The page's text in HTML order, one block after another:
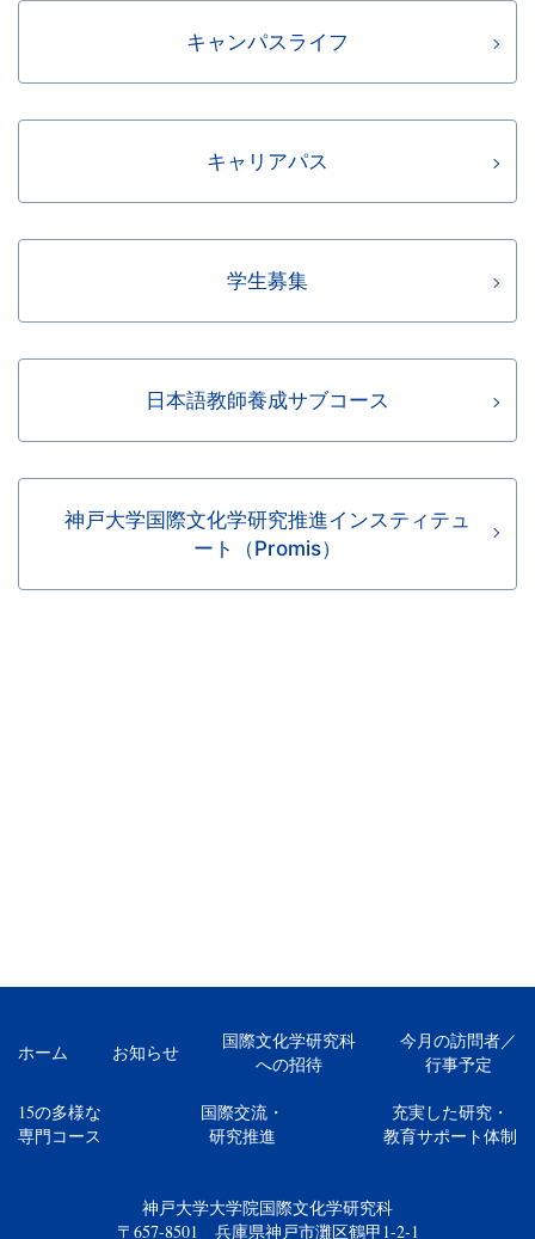
キャンパスライフ
キャリアパス
学生募集
日本語教師養成サブコース
神戸大学国際文化学研究推進インスティテュ
ート（Promis）
ホーム お知らせ
国際文化学研究科
への招待
今月の訪問者／
行事予定
15の多様な
専門コース
国際交流・
研究推進
充実した研究・
教育サポート体制
神戸大学大学院国際文化学研究科
〒657-8501 兵庫県神戸市灘区鶴甲1-2-1